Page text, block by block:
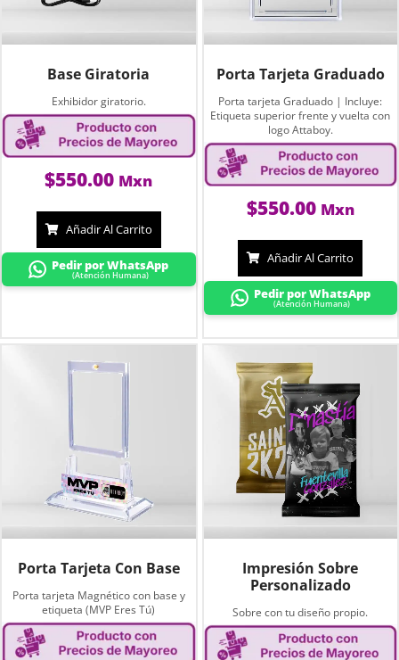
Base Giratoria
Exhibidor giratorio.
$550.00 Mxn
Añadir Al Carrito
Pedir por WhatsApp
(Atención Humana)
Porta Tarjeta Graduado
Porta tarjeta Graduado | Incluye:
Etiqueta superior frente y vuelta con
logo Attaboy.
$550.00 Mxn
Añadir Al Carrito
Pedir por WhatsApp
(Atención Humana)
Porta Tarjeta Con Base
Porta tarjeta Magnético con base y
etiqueta (MVP Eres Tú)
Impresión Sobre
Personalizado
Sobre con tu diseño propio.